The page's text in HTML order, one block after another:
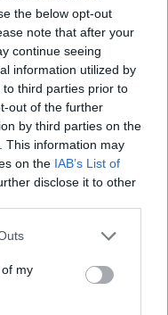
the below opt-out
note that after your
continue seeing
information utilized by
third parties prior to
out of the further
by third parties on the
This information may
on the IAB’s List of
disclose it to other
one or more Google
You may click to
its third-party tags to
in below Google
my